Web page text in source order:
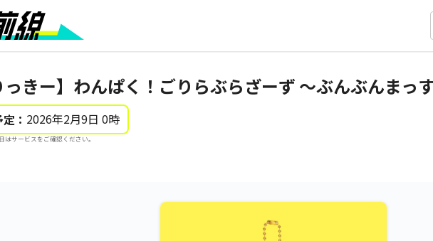
っきー】わんぱく！ごりらぶらざーず ～ぶんぶんまっ
： 2026年2月9日 0時
サービスをご確認ください。